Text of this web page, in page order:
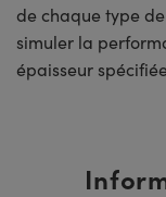
de chaque type
simuler la
épaisseur